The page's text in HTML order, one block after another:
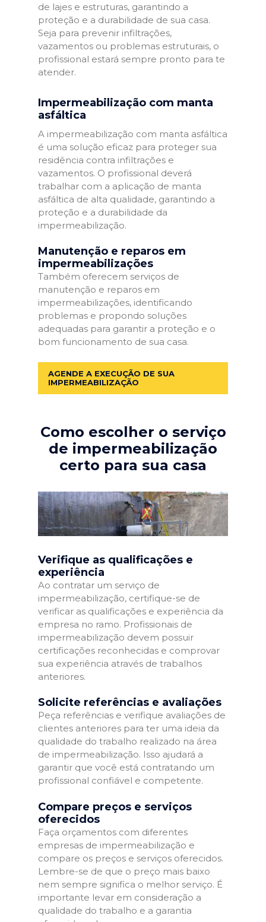
de lajes e estruturas, garantindo a
proteção e a durabilidade de sua casa.
Seja para prevenir infiltrações,
vazamentos ou problemas estruturais, o
profissional estará sempre pronto para te
atender.
Impermeabilização com manta
asfáltica
A impermeabilização com manta asfáltica
é uma solução eficaz para proteger sua
residência contra infiltrações e
vazamentos. O profissional deverá
trabalhar com a aplicação de manta
asfáltica de alta qualidade, garantindo a
proteção e a durabilidade da
impermeabilização.
Manutenção e reparos em
impermeabilizações
Também oferecem serviços de
manutenção e reparos em
impermeabilizações, identificando
problemas e propondo soluções
adequadas para garantir a proteção e o
bom funcionamento de sua casa.
AGENDE A EXECUÇÃO DE SUA
IMPERMEABILIZAÇÃO
Como escolher o serviço
de impermeabilização
certo para sua casa
Verifique as qualificações e
experiência
Ao contratar um serviço de
impermeabilização, certifique-se de
verificar as qualificações e experiência da
empresa no ramo. Profissionais de
impermeabilização devem possuir
certificações reconhecidas e comprovar
sua experiência através de trabalhos
anteriores.
Solicite referências e avaliações
Peça referências e verifique avaliações de
clientes anteriores para ter uma ideia da
qualidade do trabalho realizado na área
de impermeabilização. Isso ajudará a
garantir que você está contratando um
profissional confiável e competente.
Compare preços e serviços
oferecidos
Faça orçamentos com diferentes
empresas de impermeabilização e
compare os preços e serviços oferecidos.
Lembre-se de que o preço mais baixo
nem sempre significa o melhor serviço. É
importante levar em consideração a
qualidade do trabalho e a garantia